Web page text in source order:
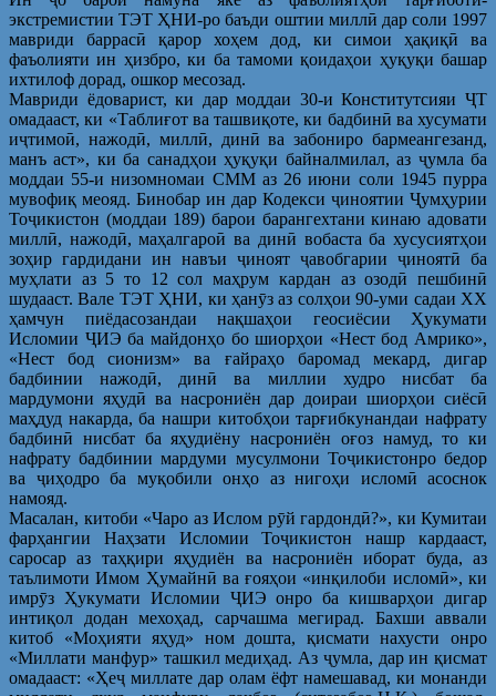
экстремистии ТЭТ ҲНИ-ро баъди оштии миллӣ дар соли 1997
мавриди баррасӣ қарор хоҳем дод, ки симои ҳақиқӣ ва
фаъолияти ин ҳизбро, ки ба тамоми қоидаҳои ҳуқуқи башар
ихтилоф дорад, ошкор месозад.
Мавриди ёдоварист, ки дар моддаи 30-и Конститутсияи ҶТ
омадааст, ки «Таблиғот ва ташвиқоте, ки бадбинӣ ва хусумати
иҷтимоӣ, нажодӣ, миллӣ, динӣ ва забониро бармеангезанд,
манъ аст», ки ба санадҳои ҳуқуқи байналмилал, аз ҷумла ба
моддаи 55-и низомномаи СММ аз 26 июни соли 1945 пурра
мувофиқ меояд. Бинобар ин дар Кодекси ҷиноятии Ҷумҳурии
Тоҷикистон (моддаи 189) барои барангехтани кинаю адовати
миллӣ, нажодӣ, маҳалгароӣ ва динӣ вобаста ба хусусиятҳои
зоҳир гардидани ин навъи ҷиноят ҷавобгарии ҷиноятӣ ба
муҳлати аз 5 то 12 сол маҳрум кардан аз озодӣ пешбинӣ
шудааст. Вале ТЭТ ҲНИ, ки ҳанӯз аз солҳои 90-уми садаи ХХ
ҳамчун пиёдасозандаи нақшаҳои геосиёсии Ҳукумати
Исломии ҶИЭ ба майдонҳо бо шиорҳои «Нест бод Амрико»,
«Нест бод сионизм» ва ғайраҳо баромад мекард, дигар
бадбинии нажодӣ, динӣ ва миллии худро нисбат ба
мардумони яҳудӣ ва насрониён дар доираи шиорҳои сиёсӣ
маҳдуд накарда, ба нашри китобҳои тарғибкунандаи нафрату
бадбинӣ нисбат ба яҳудиёну насрониён оғоз намуд, то ки
нафрату бадбинии мардуми мусулмони Тоҷикистонро бедор
ва ҷиҳодро ба муқобили онҳо аз нигоҳи исломӣ асоснок
намояд.
Масалан, китоби «Чаро аз Ислом рӯй гардондӣ?», ки Кумитаи
фарҳангии Наҳзати Исломии Тоҷикистон нашр кардааст,
саросар аз таҳқири яҳудиён ва насрониён иборат буда, аз
таълимоти Имом Ҳумайнӣ ва ғояҳои «инқилоби исломӣ», ки
имрӯз Ҳукумати Исломии ҶИЭ онро ба кишварҳои дигар
интиқол додан мехоҳад, сарчашма мегирад. Бахши аввали
китоб «Моҳияти яҳуд» ном дошта, қисмати нахусти онро
«Миллати манфур» ташкил медиҳад. Аз ҷумла, дар ин қисмат
омадааст: «Ҳеҷ миллате дар олам ёфт намешавад, ки монанди